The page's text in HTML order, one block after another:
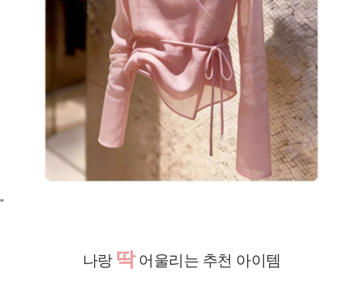
"
나랑 딱어울리는 추천 아이템